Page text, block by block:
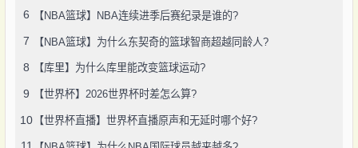
6 【NBA篮球】NBA连续进季后赛纪录是谁的?
7 【NBA篮球】为什么东契奇的篮球智商超越同龄人?
8 【库里】为什么库里能改变篮球运动?
9 【世界杯】2026世界杯时差怎么算?
10 【世界杯直播】世界杯直播原声和无延时哪个好?